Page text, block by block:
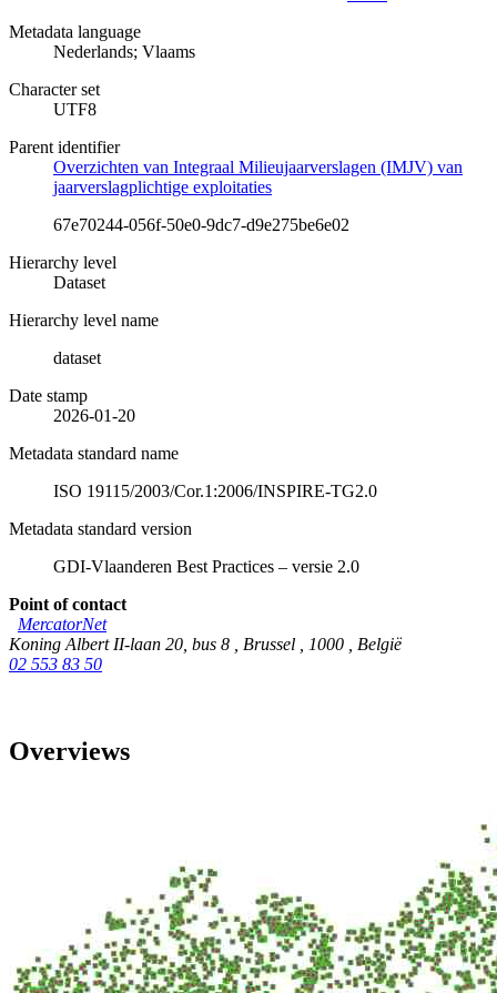
Metadata language
Nederlands; Vlaams
Character set
UTF8
Parent identifier
Overzichten van Integraal Milieujaarverslagen (IMJV) van
jaarverslagplichtige exploitaties
67e70244-056f-50e0-9dc7-d9e275be6e02
Hierarchy level
Dataset
Hierarchy level name
dataset
Date stamp
2026-01-20
Metadata standard name
ISO 19115/2003/Cor.1:2006/INSPIRE-TG2.0
Metadata standard version
GDI-Vlaanderen Best Practices – versie 2.0
Point of contact
MercatorNet
Koning Albert II-laan 20, bus 8
Brussel 1000
België
02 553 83 50
Overviews